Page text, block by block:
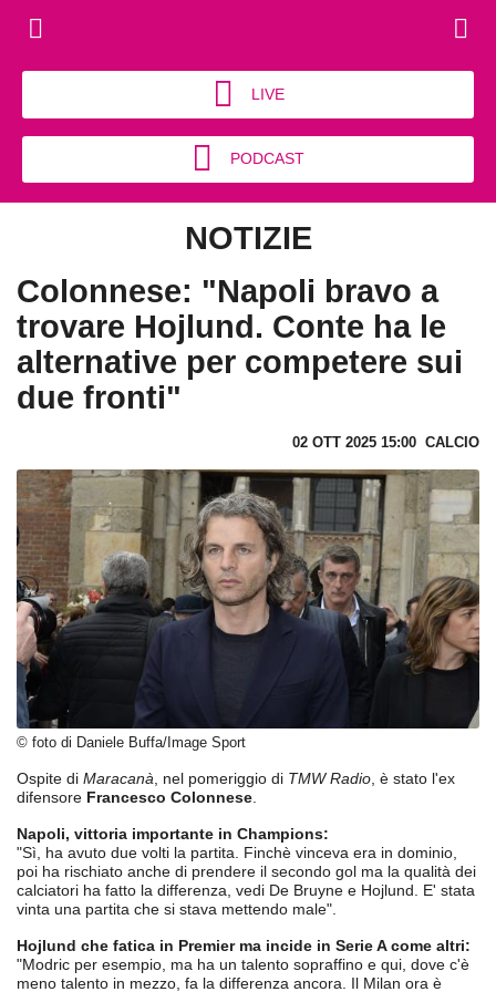
LIVE
PODCAST
NOTIZIE
Colonnese: "Napoli bravo a
trovare Hojlund. Conte ha le
alternative per competere sui
due fronti"
02 OTT 2025 15:00 CALCIO
© foto di Daniele Buffa/Image Sport
Ospite di Maracanà, nel pomeriggio di TMW Radio, è stato l'ex
difensore Francesco Colonnese.
Napoli, vittoria importante in Champions:
"Sì, ha avuto due volti la partita. Finchè vinceva era in dominio,
poi ha rischiato anche di prendere il secondo gol ma la qualità dei
calciatori ha fatto la differenza, vedi De Bruyne e Hojlund. E' stata
vinta una partita che si stava mettendo male".
Hojlund che fatica in Premier ma incide in Serie A come altri:
"Modric per esempio, ma ha un talento sopraffino e qui, dove c'è
meno talento in mezzo, fa la differenza ancora. Il Milan ora è